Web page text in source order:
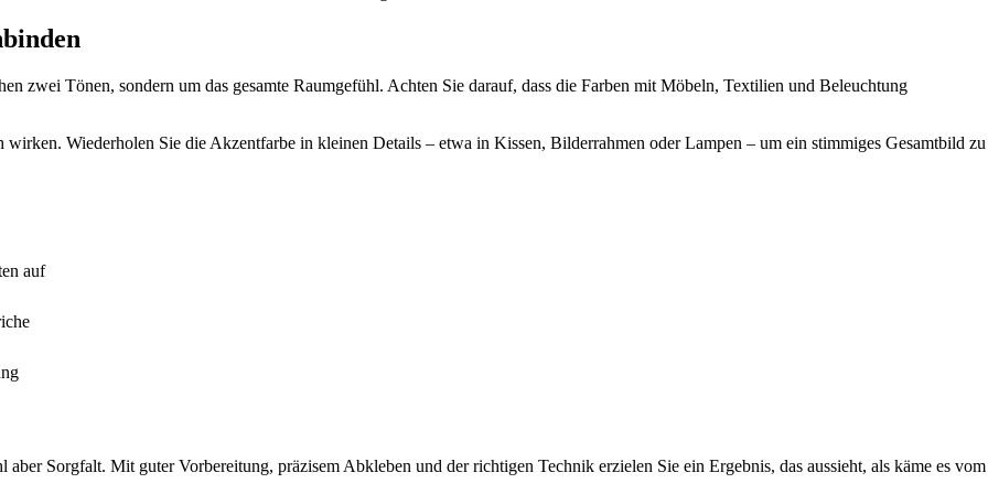
zwei Tönen, sondern um das gesamte Raumgefühl. Achten Sie darauf, dass die Farben mit Möbeln, Textilien und Beleuchtung
Wiederholen Sie die Akzentfarbe in kleinen Details – etwa in Kissen, Bilderrahmen oder Lampen – um ein stimmiges Gesamtbild zu
auf
Sorgfalt. Mit guter Vorbereitung, präzisem Abkleben und der richtigen Technik erzielen Sie ein Ergebnis, das aussieht, als käme es vom